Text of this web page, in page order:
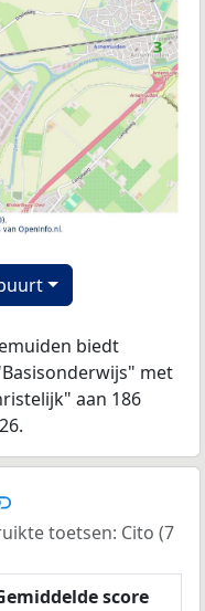
biedt
met
aan 186
toetsen: Cito (7
score